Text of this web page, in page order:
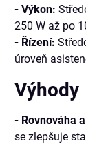
- Výkon:
250 W až po
- Řízení:
úroveň
Výhody
- Rovnováha
se zlepšuje